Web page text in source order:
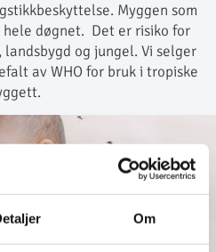
Om
Myggen som
døgnet. Det er risiko for
og jungel. Vi selger
av WHO for bruk i tropiske